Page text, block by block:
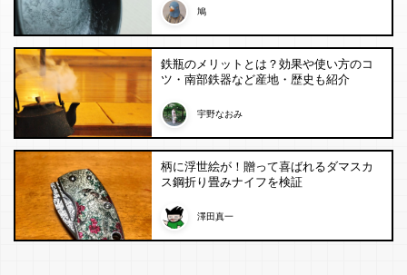
鳩
鉄瓶のメリットとは？効果や使い方のコ
ツ・南部鉄器など産地・歴史も紹介
宇野なおみ
柄に浮世絵が！贈って喜ばれるダマスカ
ス鋼折り畳みナイフを検証
澤田真一